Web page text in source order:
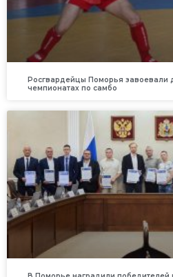
Росгвардейцы Поморья завоевали
чемпионатах по самбо